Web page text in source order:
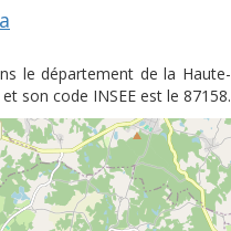
le département de la Haute-
son code INSEE est le 87158.